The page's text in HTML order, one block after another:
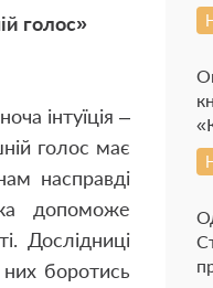
голос»
інтуїція –
голос має
насправді
допоможе
Дослідниці
них боротись